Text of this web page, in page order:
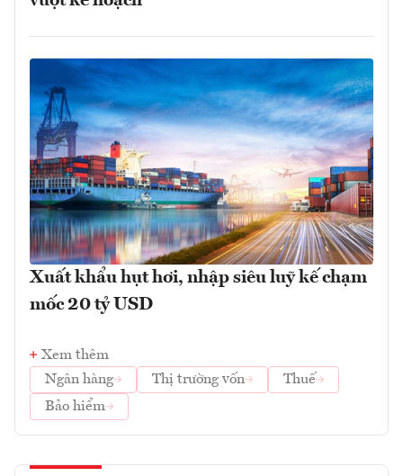
Xuất khẩu hụt hơi, nhập siêu luỹ kế chạm
mốc 20 tỷ USD
Xem thêm
Ngân hàng
Thị trường vốn
Thuế
Bảo hiểm